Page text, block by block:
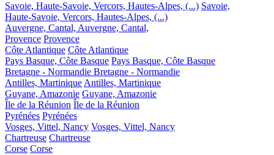
Savoie, Haute-Savoie, Vercors, Hautes-Alpes, (...) Savoie,
Haute-Savoie, Vercors, Hautes-Alpes, (...)
Auvergne, Cantal, Auvergne, Cantal,
Provence Provence
Côte Atlantique Côte Atlantique
Pays Basque, Côte Basque Pays Basque, Côte Basque
Bretagne - Normandie Bretagne - Normandie
Antilles, MartiniqueAntilles, Martinique
Guyane, Amazonie Guyane, Amazonie
Île de la Réunion Île de la Réunion
Pyrénées Pyrénées
Vosges, Vittel, Nancy Vosges, Vittel, Nancy
Chartreuse Chartreuse
Corse Corse